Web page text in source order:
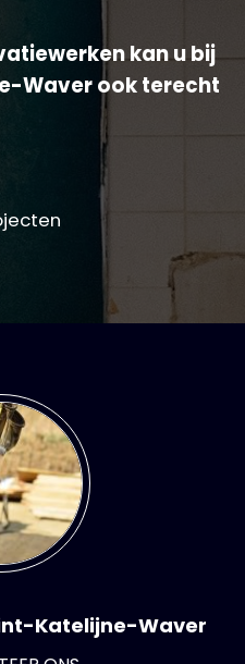
kan u bij
Waver ook terecht
Katelijne-Waver